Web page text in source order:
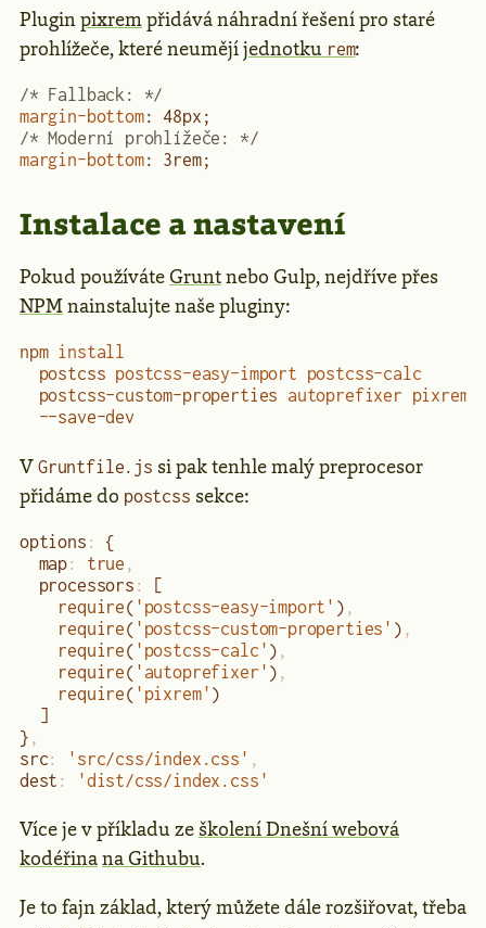
Pluginpixrempřidává náhradní řešení pro staré
prohlížeče, které neumějíjednotku rem:
/* Fallback: */
margin-bottom: 48px;
/* Moderní prohlížeče: */
margin-bottom: 3rem;
Instalace a nastavení
Pokud používáteGruntnebo Gulp, nejdříve přes
NPMnainstalujte naše pluginy:
npm install
  postcss
postcss-easy-import postcss-calc
  postcss-custom-properties
autoprefixer pixrem
  --save-dev
V Gruntfile.js si pak tenhle malý preprocesor
přidáme do postcss sekce:
options :
{
  map
: true ,
  processors
:
[
    require
( 'postcss-easy-import' ) ,
    require
( 'postcss-custom-properties' ) ,
    require
( 'postcss-calc' ) ,
    require
( 'autoprefixer' ) ,
    require
( 'pixrem' )
  ]
} ,
src: 'src/css/index.css' ,
dest : 'dist/css/index.css'
Více je v příkladu ze školení Dnešní webová
kodéřinana Githubu.
Je to fajn základ, který můžete dále rozšiřovat, třeba